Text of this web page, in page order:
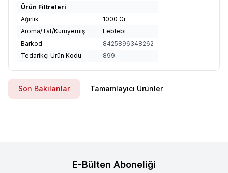
Ürün Filtreleri
Ağırlık
:
1000 Gr
Aroma/Tat/Kuruyemiş
:
Leblebi
Barkod
:
8425896348262
Tedarikçi Ürün Kodu
: 899
Son Bakılanlar Tamamlayıcı Ürünler
E-Bülten Aboneliği